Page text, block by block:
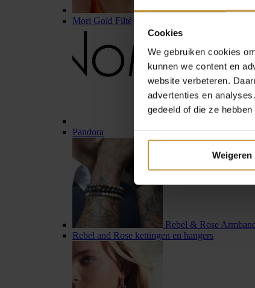
Cookies
We gebruiken cookies
kunnen we content en
website verbeteren.
advertenties en
gedeeld of die ze
Weigeren
Jackie Gold
Mori Gold Filté
Pandora
Rebel & Rose
Rebel and Rose kettingen en hangers